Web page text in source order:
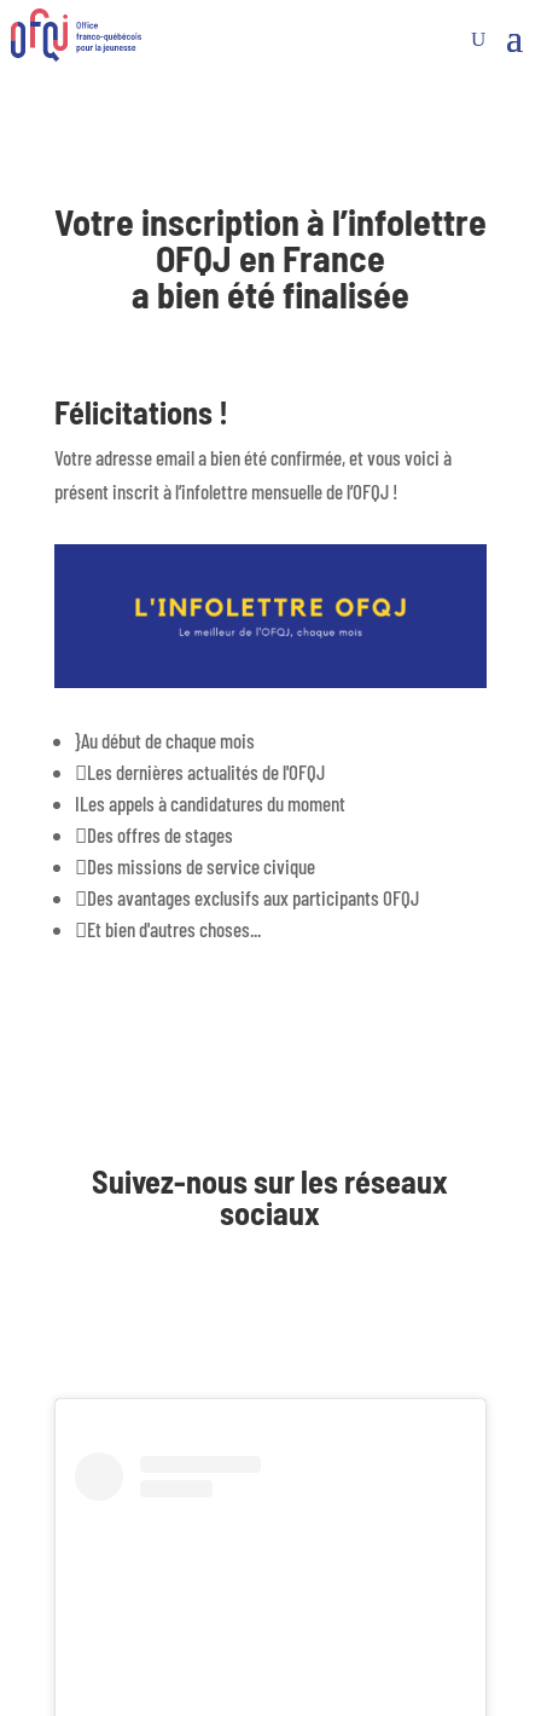
Votre inscription à l’infolettre
OFQJ en France
a bien été finalisée
Félicitations !
Votre adresse email a bien été confirmée, et vous voici à
présent inscrit à l’infolettre mensuelle de l’OFQJ !
}Au début de chaque mois
Les dernières actualités de l'OFQJ
ILes appels à candidatures du moment
Des offres de stages
Des missions de service civique
Des avantages exclusifs aux participants OFQJ
Et bien d'autres choses...
Suivez-nous sur les réseaux
sociaux